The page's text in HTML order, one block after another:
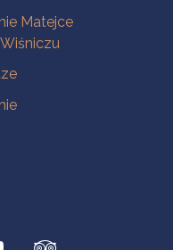
Matejce